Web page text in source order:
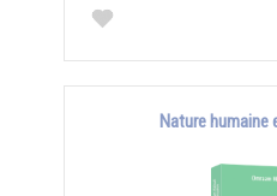
Nature humaine